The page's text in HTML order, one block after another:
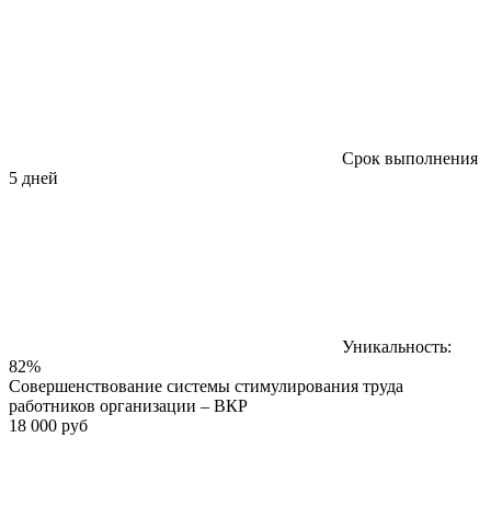
Срок выполнения
5 дней
Уникальность:
82%
Совершенствование системы стимулирования труда
работников организации – ВКР
18 000 руб